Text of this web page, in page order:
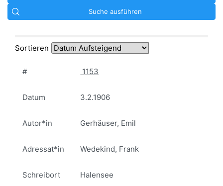
Suche ausführen
Sortieren
# 1153
Datum 3.2.1906
Autor*in Gerhäuser, Emil
Adressat*in Wedekind, Frank
Schreibort Halensee